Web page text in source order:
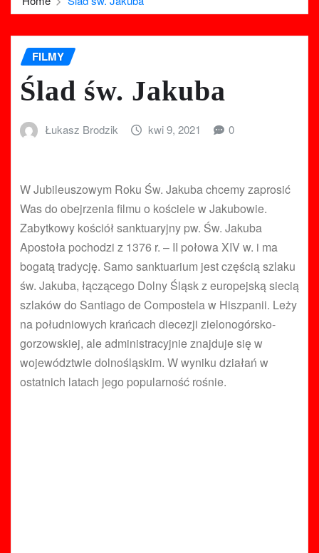
FILMY
Ślad św. Jakuba
Łukasz Brodzik kwi 9, 2021 0
W Jubileuszowym Roku Św. Jakuba chcemy zaprosić
Was do obejrzenia filmu o kościele w Jakubowie.
Zabytkowy kościół sanktuaryjny pw. Św. Jakuba
Apostoła pochodzi z 1376 r. – II połowa XIV w. i ma
bogatą tradycję. Samo sanktuarium jest częścią szlaku
św. Jakuba, łączącego Dolny Śląsk z europejską siecią
szlaków do Santiago de Compostela w Hiszpanii. Leży
na południowych krańcach diecezji zielonogórsko-
gorzowskiej, ale administracyjnie znajduje się w
województwie dolnośląskim. W wyniku działań w
ostatnich latach jego popularność rośnie.